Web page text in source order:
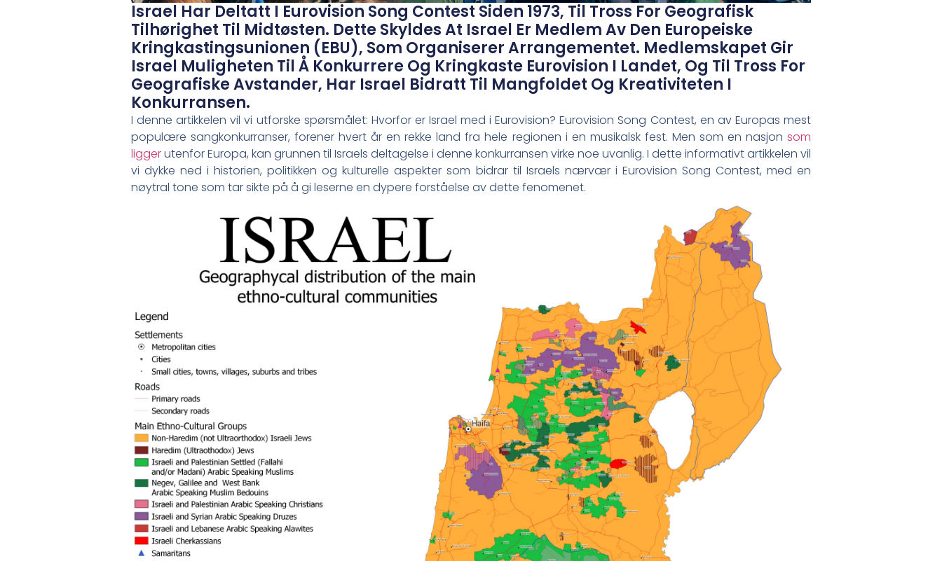
Israel Har Deltatt I Eurovision Song Contest Siden 1973, Til Tross For Geografisk
Tilhørighet Til Midtøsten. Dette Skyldes At Israel Er Medlem Av Den Europeiske
Kringkastingsunionen (EBU), Som Organiserer Arrangementet. Medlemskapet Gir
Israel Muligheten Til Å Konkurrere Og Kringkaste Eurovision I Landet, Og Til Tross For
Geografiske Avstander, Har Israel Bidratt Til Mangfoldet Og Kreativiteten I
Konkurransen.
I denne artikkelen ⁣vil vi ⁤utforske spørsmålet: ‌Hvorfor⁤ er Israel med i ‌Eurovision? Eurovision Song⁢ Contest, en av‍ Europas mest
populære sangkonkurranser, forener hvert år en​ rekke ​land fra ⁤hele regionen i en musikalsk fest. Men som en nasjon som
liggerutenfor⁤ Europa, kan grunnen til Israels deltagelse i denne konkurransen virke noe uvanlig. I dette informativt‍ artikkelen​ vil
‌vi dykke ned i ​historien, politikken og‌ kulturelle aspekter som bidrar til‌ Israels nærvær i Eurovision Song Contest, med en
nøytral tone som‍ tar ‌sikte på å gi leserne en dypere forståelse av dette ⁢fenomenet.